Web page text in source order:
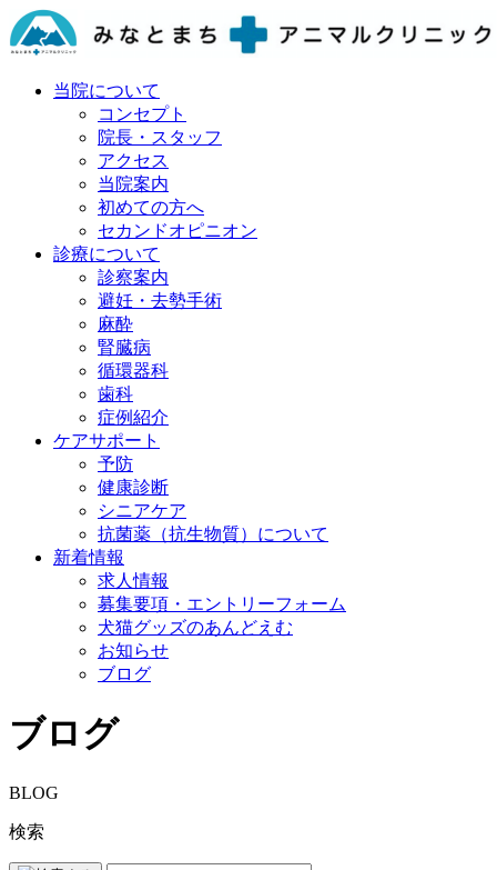
当院について
コンセプト
院長・スタッフ
アクセス
当院案内
初めての方へ
セカンドオピニオン
診療について
診察案内
避妊・去勢手術
麻酔
腎臓病
循環器科
歯科
症例紹介
ケアサポート
予防
健康診断
シニアケア
抗菌薬（抗生物質）について
新着情報
求人情報
募集要項・エントリーフォーム
犬猫グッズのあんどえむ
お知らせ
ブログ
ブログ
BLOG
検索